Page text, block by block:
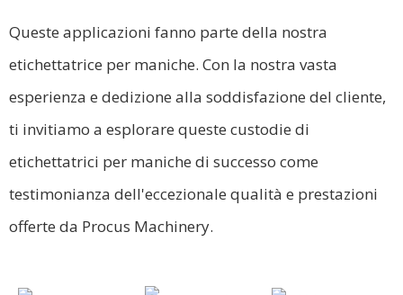
Queste applicazioni fanno parte della nostra
etichettatrice per maniche. Con la nostra vasta
esperienza e dedizione alla soddisfazione del cliente,
ti invitiamo a esplorare queste custodie di
etichettatrici per maniche di successo come
testimonianza dell'eccezionale qualità e prestazioni
offerte da Procus Machinery.